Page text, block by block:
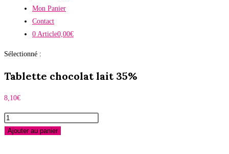
Mon Panier
Contact
0 Article0,00€
Sélectionné :
Tablette chocolat lait 35%
8,10€
quantité
de
Ajouter au panier